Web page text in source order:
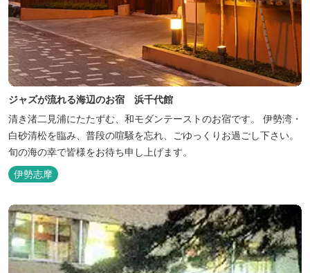
ジャズが流れる海辺のお宿 浜千代館
清き渚二見浦にたたずむ、和モダンテーストのお宿です。 伊勢湾・
白砂清松を臨み、普段の喧騒を忘れ、ごゆっくりお過ごし下さい。
旬の海の幸で皆様をお待ち申し上げます。
伊勢志摩